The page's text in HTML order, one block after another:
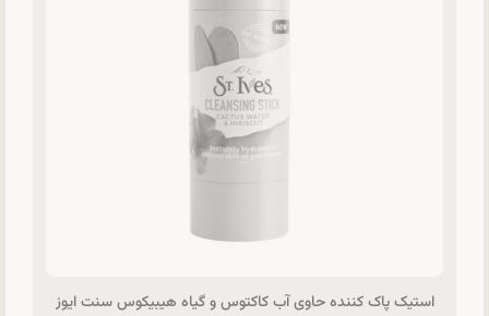
استیک پاک کننده حاوی آب کاکتوس و گیاه هیبیکوس سنت ایوز